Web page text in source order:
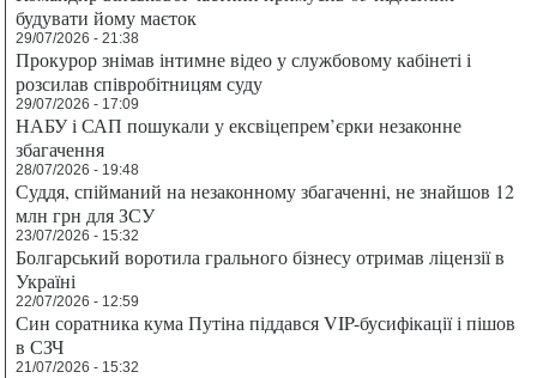
будувати йому маєток
29/07/2026 - 21:38
Прокурор знімав інтимне відео у службовому кабінеті і
розсилав співробітницям суду
29/07/2026 - 17:09
НАБУ і САП пошукали у ексвіцепрем’єрки незаконне
збагачення
28/07/2026 - 19:48
Суддя, спійманий на незаконному збагаченні, не знайшов 12
млн грн для ЗСУ
23/07/2026 - 15:32
Болгарський воротила грального бізнесу отримав ліцензії в
Україні
22/07/2026 - 12:59
Син соратника кума Путіна піддався VIP-бусифікації і пішов
в СЗЧ
21/07/2026 - 15:32